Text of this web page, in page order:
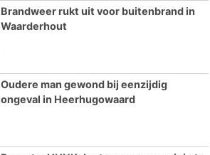
Brandweer rukt uit voor buitenbrand in
Waarderhout
Oudere man gewond bij eenzijdig
ongeval in Heerhugowaard